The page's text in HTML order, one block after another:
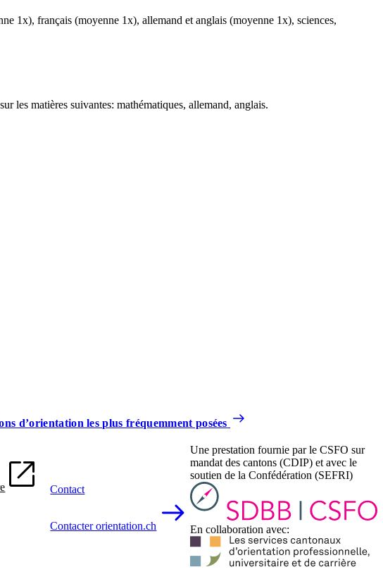
1x), français (moyenne 1x), allemand et anglais (moyenne 1x), sciences,
les matières suivantes: mathématiques, allemand, anglais.
d’orientation les plus fréquemment posées
Contact
Contacter orientation.ch
Une prestation fournie par le CSFO sur
mandat des cantons (CDIP) et avec le
soutien de la Confédération (SEFRI)
En collaboration avec: